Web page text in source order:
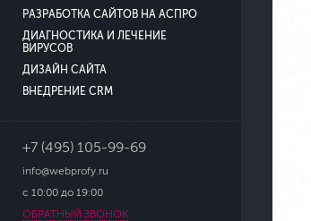
РАЗРАБОТКА САЙТОВ НА АСПРО
ДИАГНОСТИКА И ЛЕЧЕНИЕ
ВИРУСОВ
ДИЗАЙН САЙТА
ВНЕДРЕНИЕ CRM
+7 (495) 105-99-69
info@webprofy.ru
с 10:00 до 19:00
ОБРАТНЫЙ ЗВОНОК